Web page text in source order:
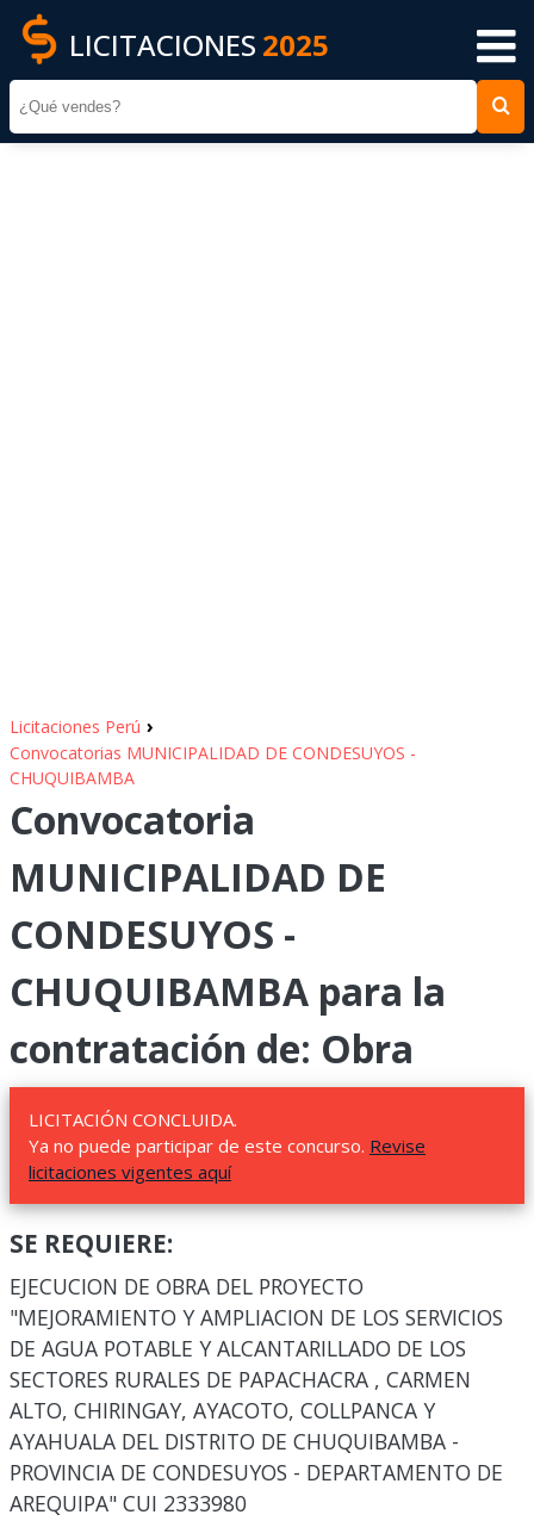
LICITACIONES 2025
Licitaciones Perú ›
Convocatorias MUNICIPALIDAD DE CONDESUYOS -
CHUQUIBAMBA
Convocatoria
MUNICIPALIDAD DE
CONDESUYOS -
CHUQUIBAMBA para la
contratación de: Obra
LICITACIÓN CONCLUIDA.
Ya no puede participar de este concurso. Revise
licitaciones vigentes aquí
SE REQUIERE:
EJECUCION DE OBRA DEL PROYECTO
"MEJORAMIENTO Y AMPLIACION DE LOS SERVICIOS
DE AGUA POTABLE Y ALCANTARILLADO DE LOS
SECTORES RURALES DE PAPACHACRA , CARMEN
ALTO, CHIRINGAY, AYACOTO, COLLPANCA Y
AYAHUALA DEL DISTRITO DE CHUQUIBAMBA -
PROVINCIA DE CONDESUYOS - DEPARTAMENTO DE
AREQUIPA" CUI 2333980